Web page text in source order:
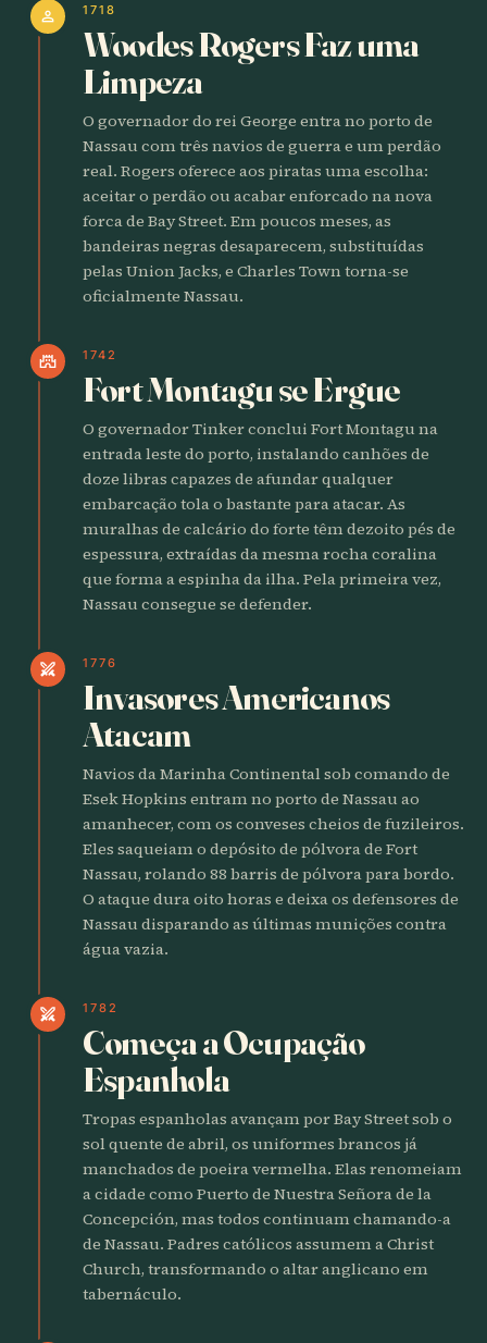
person 1718
Woodes Rogers Faz uma
Limpeza
O governador do rei George entra no porto de
Nassau com três navios de guerra e um perdão
real. Rogers oferece aos piratas uma escolha:
aceitar o perdão ou acabar enforcado na nova
forca de Bay Street. Em poucos meses, as
bandeiras negras desaparecem, substituídas
pelas Union Jacks, e Charles Town torna-se
oficialmente Nassau.
castle 1742
Fort Montagu se Ergue
O governador Tinker conclui Fort Montagu na
entrada leste do porto, instalando canhões de
doze libras capazes de afundar qualquer
embarcação tola o bastante para atacar. As
muralhas de calcário do forte têm dezoito pés de
espessura, extraídas da mesma rocha coralina
que forma a espinha da ilha. Pela primeira vez,
Nassau consegue se defender.
swords 1776
Invasores Americanos
Atacam
Navios da Marinha Continental sob comando de
Esek Hopkins entram no porto de Nassau ao
amanhecer, com os conveses cheios de fuzileiros.
Eles saqueiam o depósito de pólvora de Fort
Nassau, rolando 88 barris de pólvora para bordo.
O ataque dura oito horas e deixa os defensores de
Nassau disparando as últimas munições contra
água vazia.
swords 1782
Começa a Ocupação
Espanhola
Tropas espanholas avançam por Bay Street sob o
sol quente de abril, os uniformes brancos já
manchados de poeira vermelha. Elas renomeiam
a cidade como Puerto de Nuestra Señora de la
Concepción, mas todos continuam chamando-a
de Nassau. Padres católicos assumem a Christ
Church, transformando o altar anglicano em
tabernáculo.